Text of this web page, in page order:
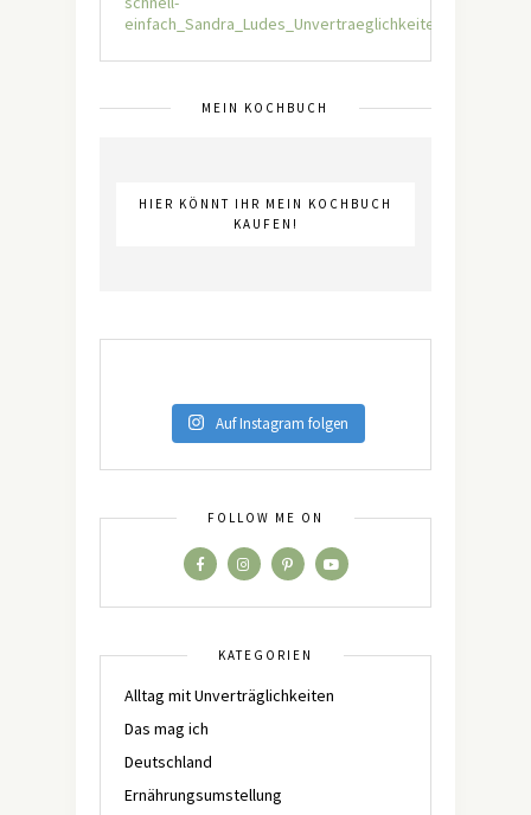
MEIN KOCHBUCH
HIER KÖNNT IHR MEIN KOCHBUCH
KAUFEN!
Auf Instagram folgen
FOLLOW ME ON
KATEGORIEN
Alltag mit Unverträglichkeiten
Das mag ich
Deutschland
Ernährungsumstellung